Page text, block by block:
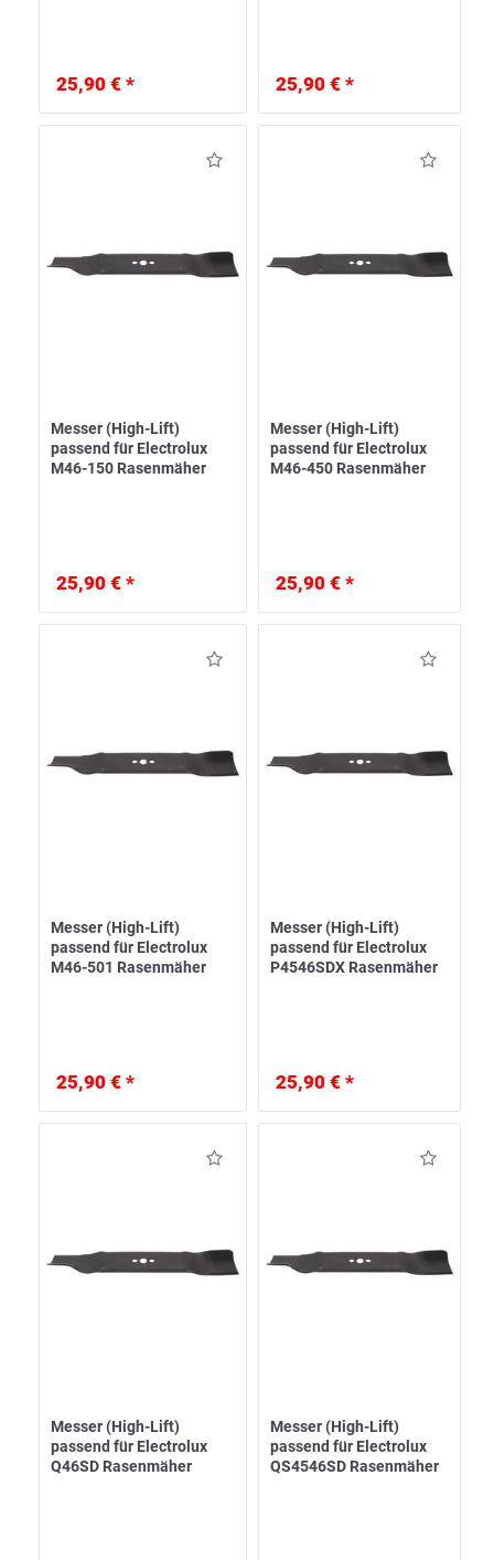
25,90 € * 25,90 € *
Messer (High-Lift)
passend für Electrolux
M46-150 Rasenmäher
25,90 € *
Messer (High-Lift)
passend für Electrolux
M46-450 Rasenmäher
25,90 € *
Messer (High-Lift)
passend für Electrolux
M46-501 Rasenmäher
25,90 € *
Messer (High-Lift)
passend für Electrolux
P4546SDX Rasenmäher
25,90 € *
Messer (High-Lift)
passend für Electrolux
Q46SD Rasenmäher
Messer (High-Lift)
passend für Electrolux
QS4546SD Rasenmäher